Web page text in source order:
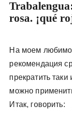
rosa. ¡qué
На моем
рекомендация
прекратить
можно
Итак, говорить: